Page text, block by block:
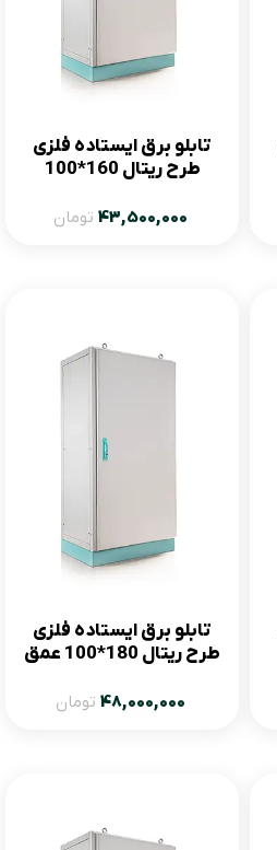
تابلو برق ایستاده فلزی
طرح ریتال 160*100
43,500,000 تومان
تابلو برق ایستاده فلزی
طرح ریتال 180*100 عمق
48,000,000 تومان